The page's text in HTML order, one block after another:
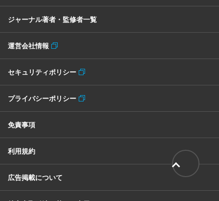
ジャーナル著者・監修者一覧
運営会社情報
セキュリティポリシー
プライバシーポリシー
免責事項
利用規約
広告掲載について